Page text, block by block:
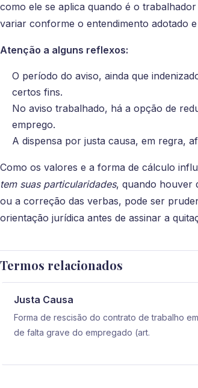
como ele se aplica quando é o
variar conforme o entendimento adotado
Atenção a alguns reflexos:
O período do aviso, ainda que
certos fins.
No aviso trabalhado, há a opção de
emprego.
A dispensa por justa causa, em regra,
Como os valores e a forma de cálculo
tem suas particularidades, quando houver
ou a correção das verbas, pode ser
orientação jurídica antes de assinar a
Termos relacionados
Justa Causa
Forma de rescisão do contrato de trabalho
de falta grave do empregado (art.